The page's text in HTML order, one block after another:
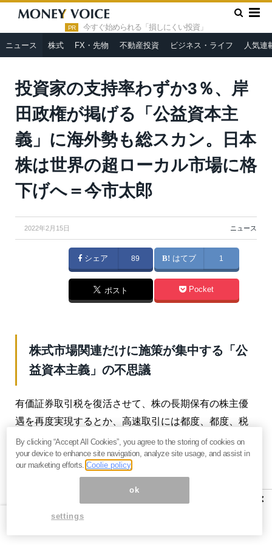
PR 今すぐ始められる「損しにくい投資」
ニュース 株式 FX・先物 不動産投資 ビジネス・ライフ 人気連
HOME » ニュース »
投資家の支持率わずか3％、岸田政権が掲
げる「公益資本主義」に海外勢も総スカン。日本株は世界の超ロー
投資家の支持率わずか3％、岸
田政権が掲げる「公益資本主
義」に海外勢も総スカン。日本
株は世界の超ローカル市場に格
下げへ＝今市太郎
2022年2月15日 ニュース
シェア 89 はてブ 1
ポスト Pocket
株式市場関連だけに施策が集中する「公
益資本主義」の不思議
有価証券取引税を復活させて、株の長期保有の株主優
遇を再度実現するとか、高速取引には都度、都度、税
金を取るという勇ましい話も公益資本主義には登場し
ています。
と、外人投資家勢が大挙して、まるで季節労働者のよ
うに参入して、相場を持ち上げるときには株価は大き
く上昇しますが、それが終わり空売りだけが増えると
×
By clicking “Accept All Cookies”, you agree to the storing of cookies on
your device to enhance site navigation, analyze site usage, and assist in
our marketing efforts.Coolie policy
ok
settings